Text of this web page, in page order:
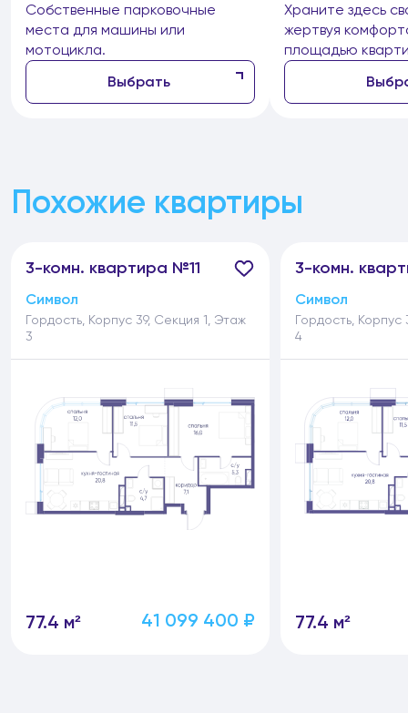
Собственные парковочные
места для машины или
мотоцикла.
Выбрать
Храните здесь
жертвуя
площадью
Похожие квартиры
3-комн. квартира №11
Символ
Гордость, Корпус 39, Секция 1, Этаж
3
77.4 м² 41 099 400 ₽
3-комн.
Символ
Гордость, Корпус
4
77.4 м²